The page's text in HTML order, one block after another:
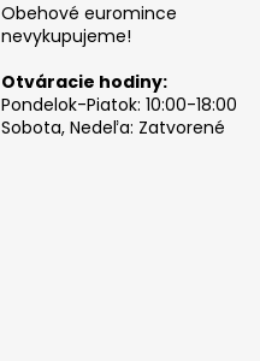
Obehové euromince
nevykupujeme!
Otváracie hodiny:
Pondelok-Piatok: 10:00-18:00
Sobota, Nedeľa: Zatvorené